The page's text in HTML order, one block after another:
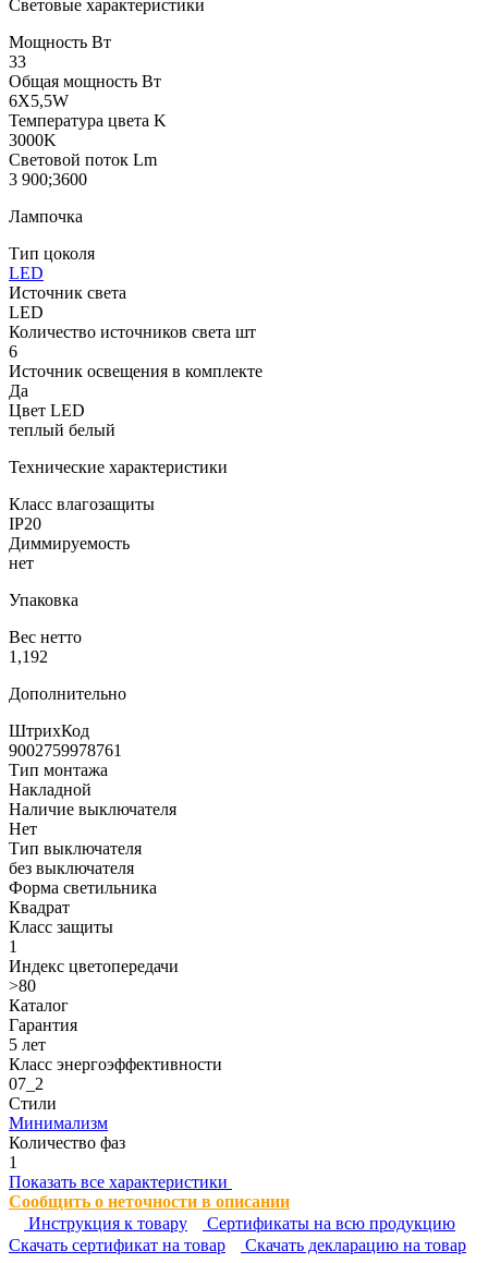
Световые характеристики
Мощность Вт
33
Общая мощность Вт
6X5,5W
Температура цвета K
3000K
Световой поток Lm
3 900;3600
Лампочка
Тип цоколя
LED
Источник света
LED
Количество источников света шт
6
Источник освещения в комплекте
Да
Цвет LED
теплый белый
Технические характеристики
Класс влагозащиты
IP20
Диммируемость
нет
Упаковка
Вес нетто
1,192
Дополнительно
ШтрихКод
9002759978761
Тип монтажа
Накладной
Наличие выключателя
Нет
Тип выключателя
без выключателя
Форма светильника
Квадрат
Класс защиты
1
Индекс цветопередачи
>80
Каталог
Гарантия
5 лет
Класс энергоэффективности
07_2
Стили
Минимализм
Количество фаз
1
Показать все характеристики
Сообщить о неточности в описании
Инструкция к товару
Сертификаты на всю продукцию
Cкачать сертификат на товар
Cкачать декларацию на товар